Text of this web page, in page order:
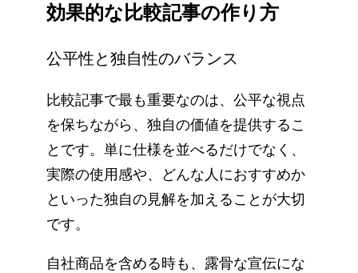
効果的な比較記事の作り方
公平性と独自性のバランス
比較記事で最も重要なのは、公平な視点
を保ちながら、独自の価値を提供するこ
とです。単に仕様を並べるだけでなく、
実際の使用感や、どんな人におすすめか
といった独自の見解を加えることが大切
です。
自社商品を含める時も、露骨な宣伝にな